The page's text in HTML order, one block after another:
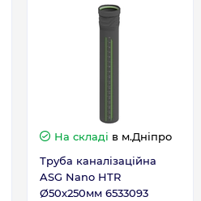
На складі в м.Дніпро
Труба каналізаційна
ASG Nano HTR
Ø50х250мм 6533093